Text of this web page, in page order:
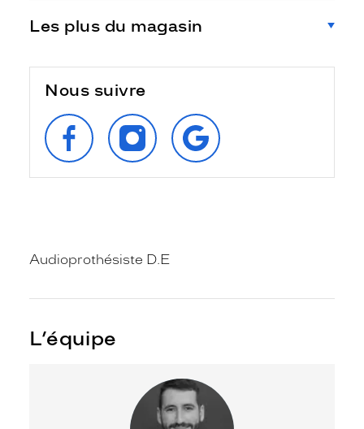
Les plus du magasin
Nous suivre
SUIVEZ‑NOUS
SUR
FACEBOOK
SUIVEZ‑NOUS
SUR
INSTAGRAM
RETROUVEZ‑NOUS
SUR
GOOGLE
Audioprothésiste D.E
L’équipe